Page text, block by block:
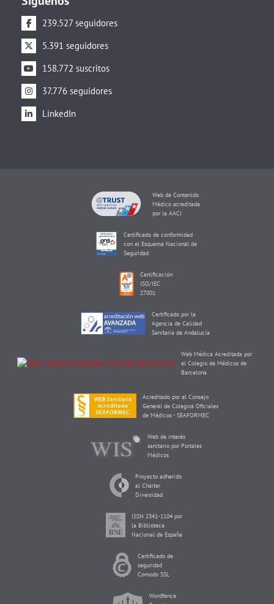
239.527 seguidores
5.391 seguidores
158.772 suscritos
37.776 seguidores
LinkedIn
Web de Contenido
Médico acreditada
por la AACI
Certificado de conformidad
con el Esquema Nacional de
Seguridad
Certificación
ISO/IEC
27001
Certificado por la
Agencia de Calidad
Sanitaria de Andalucía
Web Médica Acreditada por
el Colegio de Médicos de
Barcelona
Acreditado por el Consejo
General de Colegios Oficiales
de Médicos - SEAFORMEC
Web de interés
sanitario por Portales
Médicos
Proyecto adherido
al Charter
Diversidad
ISSN 2341-1104 por
la Biblioteca
Nacional de España
Certificado de
seguridad
Comodo SSL
Wordfence